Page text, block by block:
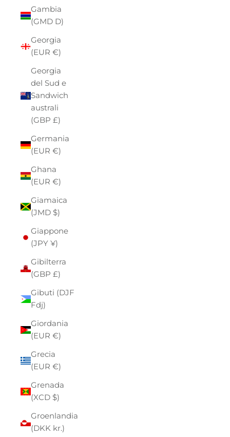
Gambia
(GMD D)
Georgia
(EUR €)
Georgia
del Sud e
Sandwich
australi
(GBP £)
Germania
(EUR €)
Ghana
(EUR €)
Giamaica
(JMD $)
Giappone
(JPY ¥)
Gibilterra
(GBP £)
Gibuti (DJF
Fdj)
Giordania
(EUR €)
Grecia
(EUR €)
Grenada
(XCD $)
Groenlandia
(DKK kr.)